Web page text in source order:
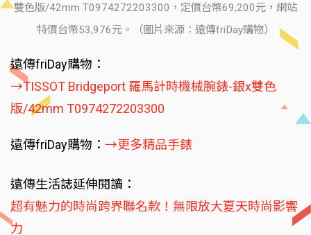
雙色版/42mm T0974272203300，定價台幣69,200元，網站
特價台幣53,976元。（圖片來源：遠傳friDay購物）
遠傳friDay購物：
→TISSOT Bridgeport 羅馬計時機械腕錶-銀x雙色
版/42mm T0974272203300
遠傳friDay購物： →更多精品手錶
遠傳生活誌延伸閱讀：
超有魅力的時尚跨界聯名款！無限放大夏天時尚影響
力